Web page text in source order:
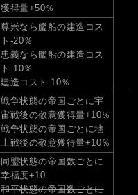
獲得量+50％
尊崇なら艦船の建造コス
ト-20％
忠義なら艦船の建造コス
ト-10％
建造コスト-10％
戦争状態の帝国ごとに宇
宙戦後の敬意獲得量+10％
戦争状態の帝国ごとに地
上戦後の敬意獲得量+10％
同盟状態の帝国数ごとに
幸福度+10
和平状態の帝国数ごとに